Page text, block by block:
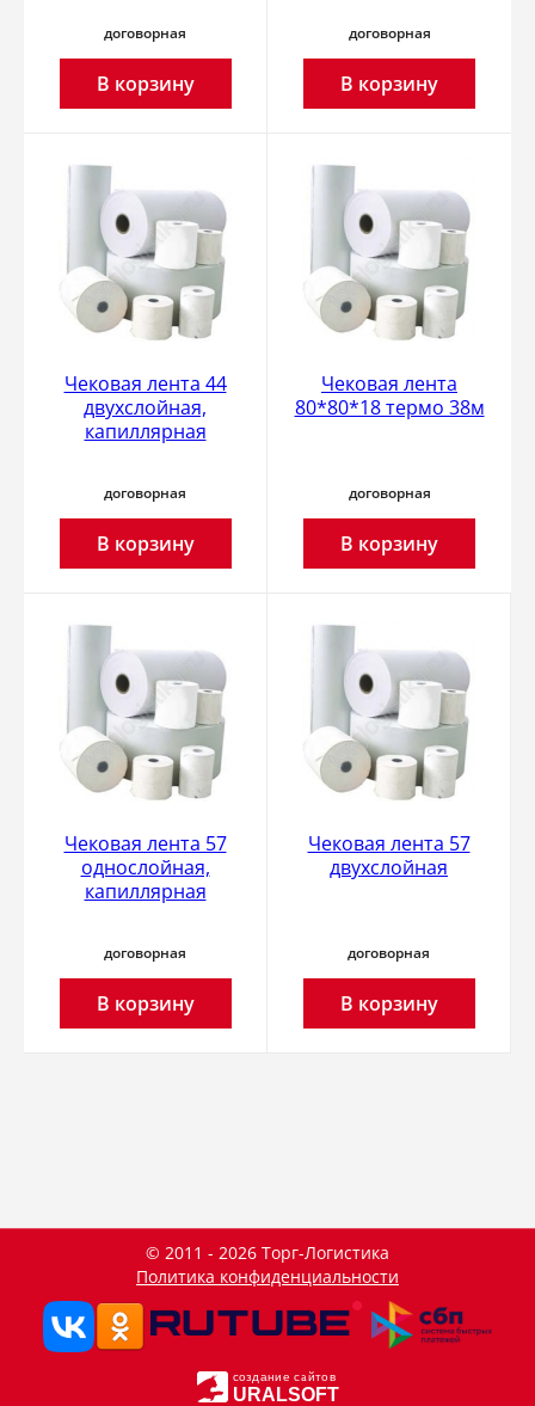
договорная
В корзину
договорная
В корзину
Чековая лента 44
двухслойная,
капиллярная
договорная
В корзину
Чековая лента
80*80*18 термо 38м
договорная
В корзину
Чековая лента 57
однослойная,
капиллярная
договорная
В корзину
Чековая лента 57
двухслойная
договорная
В корзину
© 2011 - 2026 Торг-Логистика
Политика конфиденциальности
создание сайтов
URALSOFT